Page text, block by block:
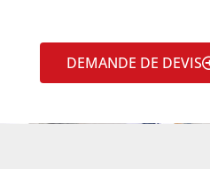
DEMANDE DE DEVIS